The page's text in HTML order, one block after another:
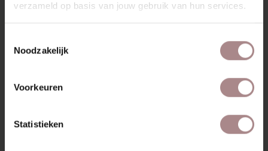
verzameld op basis van jouw gebruik van hun services.
Noodzakelijk
Voorkeuren
Statistieken
RECENT BEKEKEN